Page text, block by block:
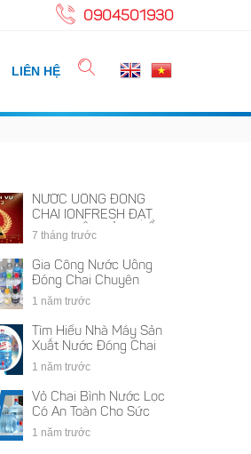
0904501930
LIÊN HỆ
NƯỚC UỐNG ĐÓNG
CHAI IONFRESH ĐẠT
DANH HIỆU SẢN PHẨM
2023
7 tháng trước
Gia Công Nước Uống
Đóng Chai Chuyên
Nghiệp Tại iON FRESH
1 năm trước
Tìm Hiểu Nhà Máy Sản
Xuất Nước Đóng Chai
iON FRESH
1 năm trước
Vỏ Chai Bình Nước Lọc
Có An Toàn Cho Sức
Khỏe Mọi Người
1 năm trước